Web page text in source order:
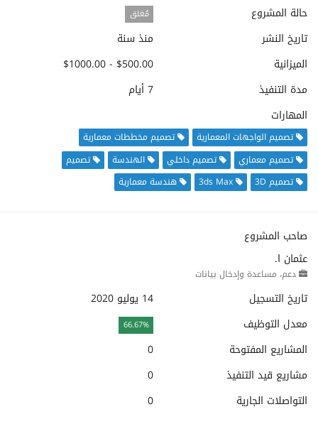
حالة المشروع مُغلق
تاريخ النشر
منذ سنة
الميزانية
$500.00 - $1000.00
مدة التنفيذ
7 أيام
المهارات
تصميم الواجهات المعمارية
تصميم مخططات معمارية
تصميم معماري
تصميم داخلي الهندسة
تصميم
تصميم 3D
3ds Max هندسة معمارية
صاحب المشروع
عثمان ا.
دعم، مساعدة وإدخال بيانات
تاريخ التسجيل
14 يوليو 2020
معدل التوظيف
66.67%
المشاريع المفتوحة
0
مشاريع قيد التنفيذ
0
التواصلات الجارية
0